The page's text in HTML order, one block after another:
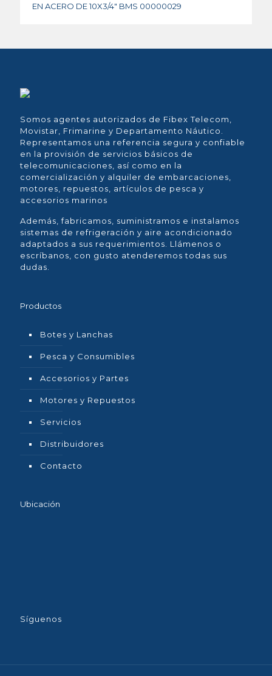
EN ACERO DE 10X3/4″ BMS 00000029
Somos agentes autorizados de Fibex Telecom,
Movistar, Frimarine y Departamento Náutico.
Representamos una referencia segura y confiable
en la provisión de servicios básicos de
telecomunicaciones, así como en la
comercialización y alquiler de embarcaciones,
motores, repuestos, artículos de pesca y
accesorios marinos
Además, fabricamos, suministramos e instalamos
sistemas de refrigeración y aire acondicionado
adaptados a sus requerimientos. Llámenos o
escríbanos, con gusto atenderemos todas sus
dudas.
Productos
Botes y Lanchas
Pesca y Consumibles
Accesorios y Partes
Motores y Repuestos
Servicios
Distribuidores
Contacto
Ubicación
Síguenos